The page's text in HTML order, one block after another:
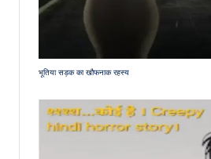
भूतिया सड़क का खौफनाक रहस्य